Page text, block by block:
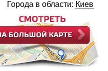
Города в области: Киев